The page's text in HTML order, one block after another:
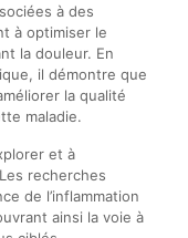
à des
à optimiser le
la douleur. En
il démontre que
la qualité
maladie.
et à
recherches
de l’inflammation
ainsi la voie à